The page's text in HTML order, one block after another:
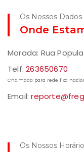
Os Nossos Dados
Onde
Morada: Rua
Telf:263650670
Chamada para rede fixa
Email:
Os Nossos